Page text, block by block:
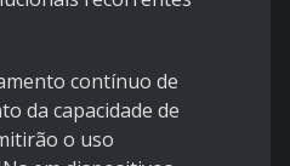
contínuo de
da capacidade de
o uso